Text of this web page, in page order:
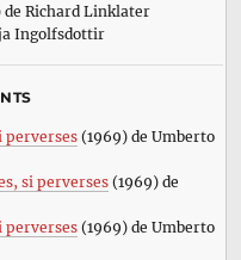
de Richard Linklater
Ingolfsdottir
perverses(1969) de Umberto
si perverses(1969) de
perverses(1969) de Umberto